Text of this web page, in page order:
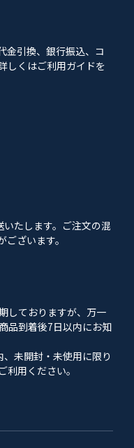
金引換、銀行振込、コ
しくはご利用ガイドを
たします。ご注文の混
ざいます。
しておりますが、万一
品到着後7日以内にお知
未開封・未使用に限り
用ください。